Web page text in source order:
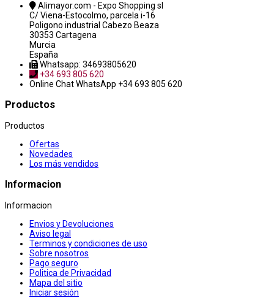
Alimayor.com - Expo Shopping sl
C/ Viena-Estocolmo, parcela i-16
Poligono industrial Cabezo Beaza
30353 Cartagena
Murcia
España
Whatsapp: 34693805620
+34 693 805 620
Online ChatWhatsApp +34 693 805 620
Productos
Productos
Ofertas
Novedades
Los más vendidos
Informacion
Informacion
Envios y Devoluciones
Aviso legal
Terminos y condiciones de uso
Sobre nosotros
Pago seguro
Politica de Privacidad
Mapa del sitio
Iniciar sesión